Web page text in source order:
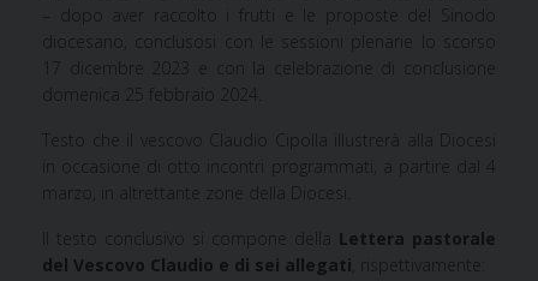
– dopo aver raccolto i frutti e le proposte del Sinodo
diocesano, conclusosi con le sessioni plenarie lo scorso
17 dicembre 2023 e con la celebrazione di conclusione
domenica 25 febbraio 2024.
Testo che il vescovo Claudio Cipolla illustrerà alla Diocesi
in occasione di otto incontri programmati, a partire dal 4
marzo, in altrettante zone della Diocesi.
Il testo conclusivo si compone della Lettera pastorale
del Vescovo Claudio e di sei allegati , rispettivamente: